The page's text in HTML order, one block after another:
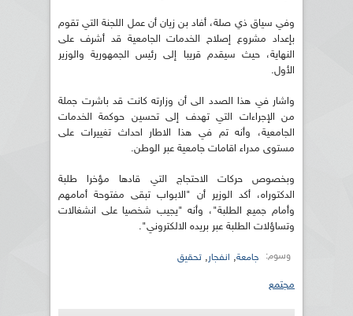
وفي سياق ذي صلة، أفاد بن زيان أن عمل اللجنة التي تقوم
بإعداد مشروع إصلاح الخدمات الجامعية قد أشرف على
النهاية، حيث سيقدم قريبا إلى رئيس الجمهورية والوزير
الأول.
واشار في هذا الصدد الى أن وزارته كانت قد باشرت جملة
من الإجراءات التي تهدف إلى تحسين حوكمة الخدمات
الجامعية، وأنه تم في هذا الاطار احداث تغييرات على
مستوى مدراء اقامات جامعية عبر الوطن.
وبخصوص حركات الاحتجاج التي قادها مؤخرا طلبة
الدكتوراه، أكد الوزير أن "الابواب تبقى مفتوحة أمامهم
وأمام جميع الطلبة"، وأنه "يجيب شخصيا على انشغالات
وتساؤلات الطلبة عبر بريده الالكتروني".
وسوم: جامعة, انفجار, تحقيق
مجتمع